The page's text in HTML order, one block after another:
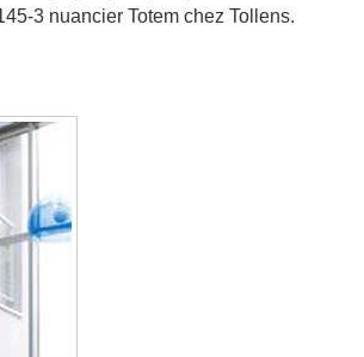
3 nuancier Totem chez Tollens.